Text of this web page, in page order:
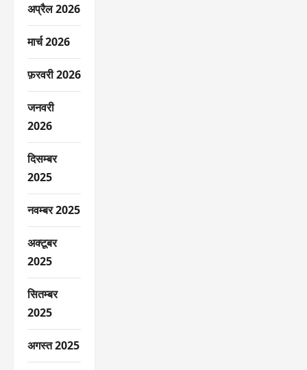
अप्रैल 2026
मार्च 2026
फ़रवरी 2026
जनवरी
2026
दिसम्बर
2025
नवम्बर 2025
अक्टूबर
2025
सितम्बर
2025
अगस्त 2025